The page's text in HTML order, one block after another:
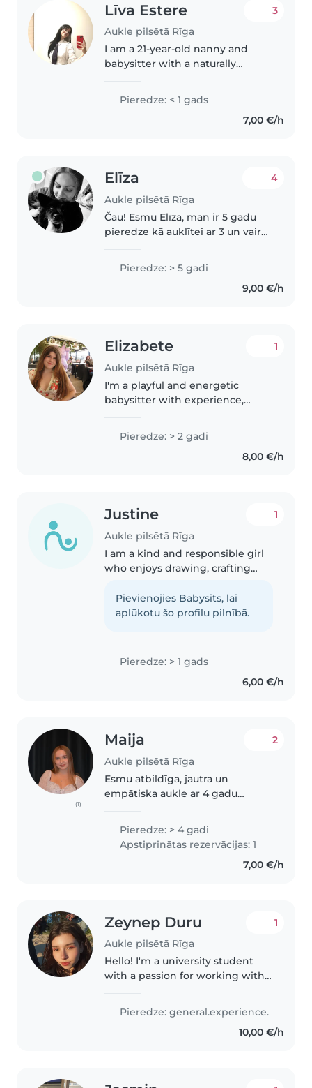
Līva Estere
Aukle pilsētā Rīga
3
I am a 21-year-old nanny and
babysitter with a naturally
attentive approach to childcare.
Growing up as a more reserved
child myself, I developed a deep
Pieredze: < 1 gads
7,00 €/h
Elīza
Aukle pilsētā Rīga
4
Čau! Esmu Elīza, man ir 5 gadu
pieredze kā auklītei ar 3 un vairak
ļoti vēlos auklēt zīdainīti. Es to
sev uzticētu, jo esmu ļoti
Pieredze: > 5 gadi
9,00 €/h
Elizabete
Aukle pilsētā Rīga
1
I'm a playful and energetic
babysitter with experience,
groups. I speak English and
Latvian, and love creative
activities like drawing, music,
Pieredze: > 2 gadi
8,00 €/h
Justine
Aukle pilsētā Rīga
1
I am a kind and responsible girl
who enjoys drawing, crafting
always make sure they feel safe
and happy.
Pievienojies Babysits, lai
aplūkotu šo profilu pilnībā.
Pieredze: > 1 gads
6,00 €/h
(1)
Maija
Aukle pilsētā Rīga
2
Esmu atbildīga, jautra un
empātiska aukle ar 4 gadu
beigšanas esmu pabeigusi
pirmās palīdzības kursus, esmu
Pieredze: > 4 gadi
Apstiprinātas rezervācijas: 1
7,00 €/h
Zeynep Duru
Aukle pilsētā Rīga
1
Hello! I'm a university student
with a passion for working with
with pets and happy to help
with homework, cooking, and
Pieredze: general.experience.
10,00 €/h